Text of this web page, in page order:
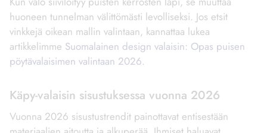
huoneen tunnelman välittömästi levolliseksi. Jos etsit
vinkkejä oikean mallin valintaan, kannattaa lukea
artikkelimme Suomalainen design valaisin: Opas puisen
pöytävalaisimen valintaan 2026.
Käpy-valaisin sisustuksessa vuonna 2026
Vuonna 2026 sisustustrendit painottavat entisestään